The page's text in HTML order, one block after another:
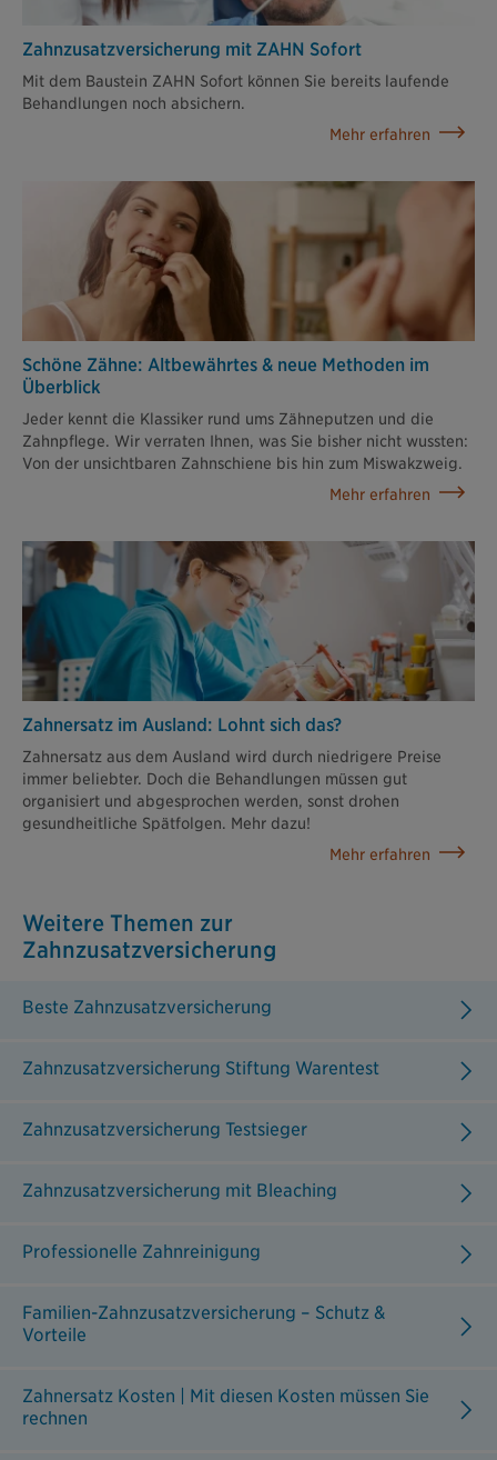
Zahnzusatz­versicherung mit ZAHN Sofort
Mit dem Baustein ZAHN Sofort können Sie bereits laufende
Behandlungen noch absichern.
Mehr erfahren
Schöne Zähne: Altbewährtes & neue Methoden im
Überblick
Jeder kennt die Klassiker rund ums Zähneputzen und die
Zahnpflege. Wir verraten Ihnen, was Sie bisher nicht wussten:
Von der unsichtbaren Zahnschiene bis hin zum Miswakzweig.
Mehr erfahren
Zahnersatz im Ausland: Lohnt sich das?
Zahnersatz aus dem Ausland wird durch niedrigere Preise
immer beliebter. Doch die Behandlungen müssen gut
organisiert und abgesprochen werden, sonst drohen
gesundheitliche Spätfolgen. Mehr dazu!
Mehr erfahren
Weitere Themen zur
Zahnzusatzversicherung
Beste Zahnzusatzversicherung
Zahnzusatzversicherung Stiftung Warentest
Zahnzusatzversicherung Testsieger
Zahnzusatzversicherung mit Bleaching
Professionelle Zahnreinigung
Familien-Zahnzusatzversicherung – Schutz &
Vorteile
Zahnersatz Kosten | Mit diesen Kosten müssen Sie
rechnen